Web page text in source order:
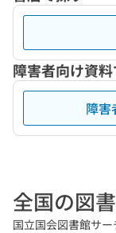
障害者向け資
障害
全国の図
国立国会図書館サ